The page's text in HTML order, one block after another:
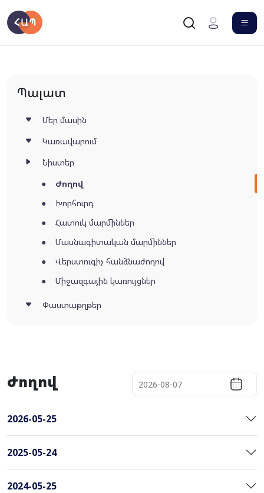
Պալատ
Մեր մասին
Կառավարում
Նիստեր
Ժողով
Խորհուրդ
Հատուկ մարմիններ
Մասնագիտական մարմիններ
Վերստուգիչ հանձնաժողով
Միջազգային կառույցներ
Փաստաթղթեր
Ժողով
2026-05-25
2025-05-24
2024-05-25